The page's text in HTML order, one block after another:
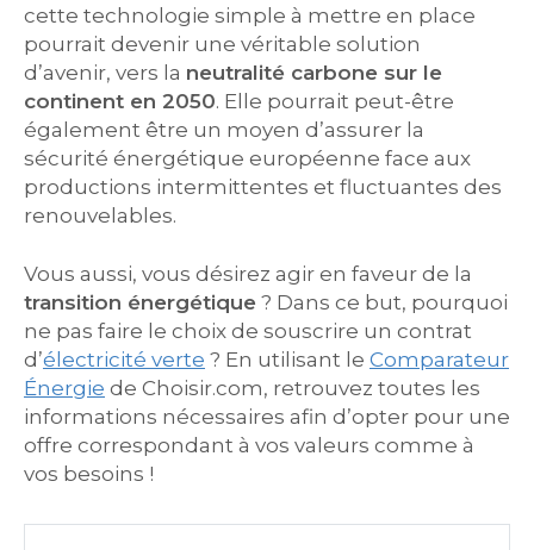
cette technologie simple à mettre en place
pourrait devenir une véritable solution
d’avenir, vers la neutralité carbone sur le
continent en 2050. Elle pourrait peut-être
également être un moyen d’assurer la
sécurité énergétique européenne face aux
productions intermittentes et fluctuantes des
renouvelables.
Vous aussi, vous désirez agir en faveur de la
transition énergétique ? Dans ce but, pourquoi
ne pas faire le choix de souscrire un contrat
d’électricité verte ? En utilisant le Comparateur
Énergie de Choisir.com, retrouvez toutes les
informations nécessaires afin d’opter pour une
offre correspondant à vos valeurs comme à
vos besoins !